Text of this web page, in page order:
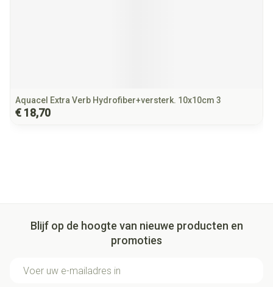
Aquacel Extra Verb Hydrofiber+versterk. 10x10cm 3
€ 18,70
Blijf op de hoogte van nieuwe producten en
promoties